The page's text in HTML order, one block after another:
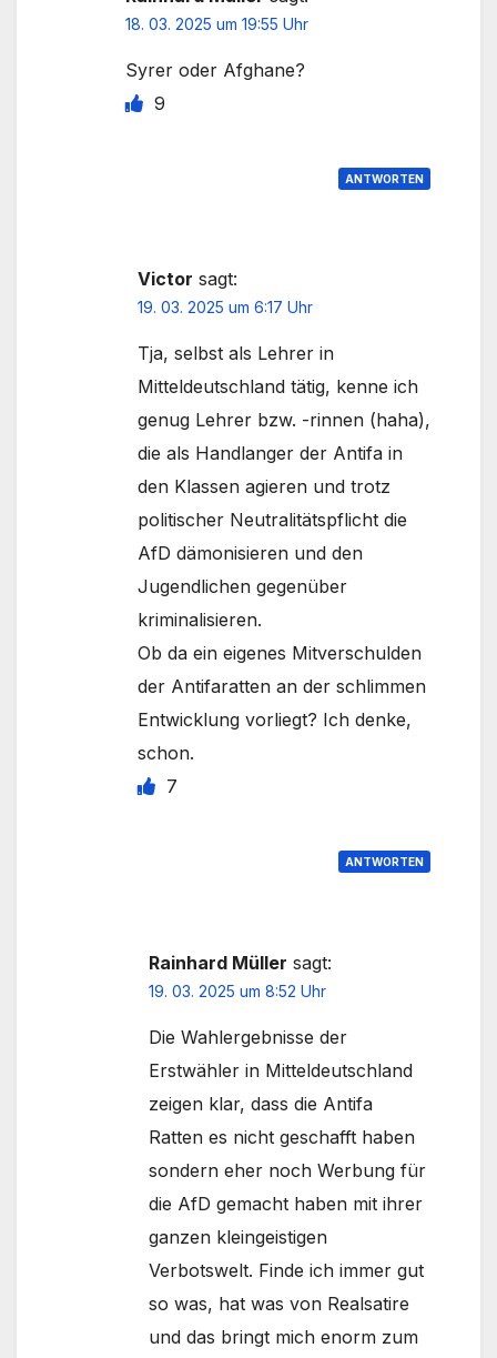
18. 03. 2025 um 19:55 Uhr
Syrer oder Afghane?
9
ANTWORTEN
Victor sagt:
19. 03. 2025 um 6:17 Uhr
Tja, selbst als Lehrer in
Mitteldeutschland tätig, kenne ich
genug Lehrer bzw. -rinnen (haha),
die als Handlanger der Antifa in
den Klassen agieren und trotz
politischer Neutralitätspflicht die
AfD dämonisieren und den
Jugendlichen gegenüber
kriminalisieren.
Ob da ein eigenes Mitverschulden
der Antifaratten an der schlimmen
Entwicklung vorliegt? Ich denke,
schon.
7
ANTWORTEN
Rainhard Müller sagt:
19. 03. 2025 um 8:52 Uhr
Die Wahlergebnisse der
Erstwähler in Mitteldeutschland
zeigen klar, dass die Antifa
Ratten es nicht geschafft haben
sondern eher noch Werbung für
die AfD gemacht haben mit ihrer
ganzen kleingeistigen
Verbotswelt. Finde ich immer gut
so was, hat was von Realsatire
und das bringt mich enorm zum